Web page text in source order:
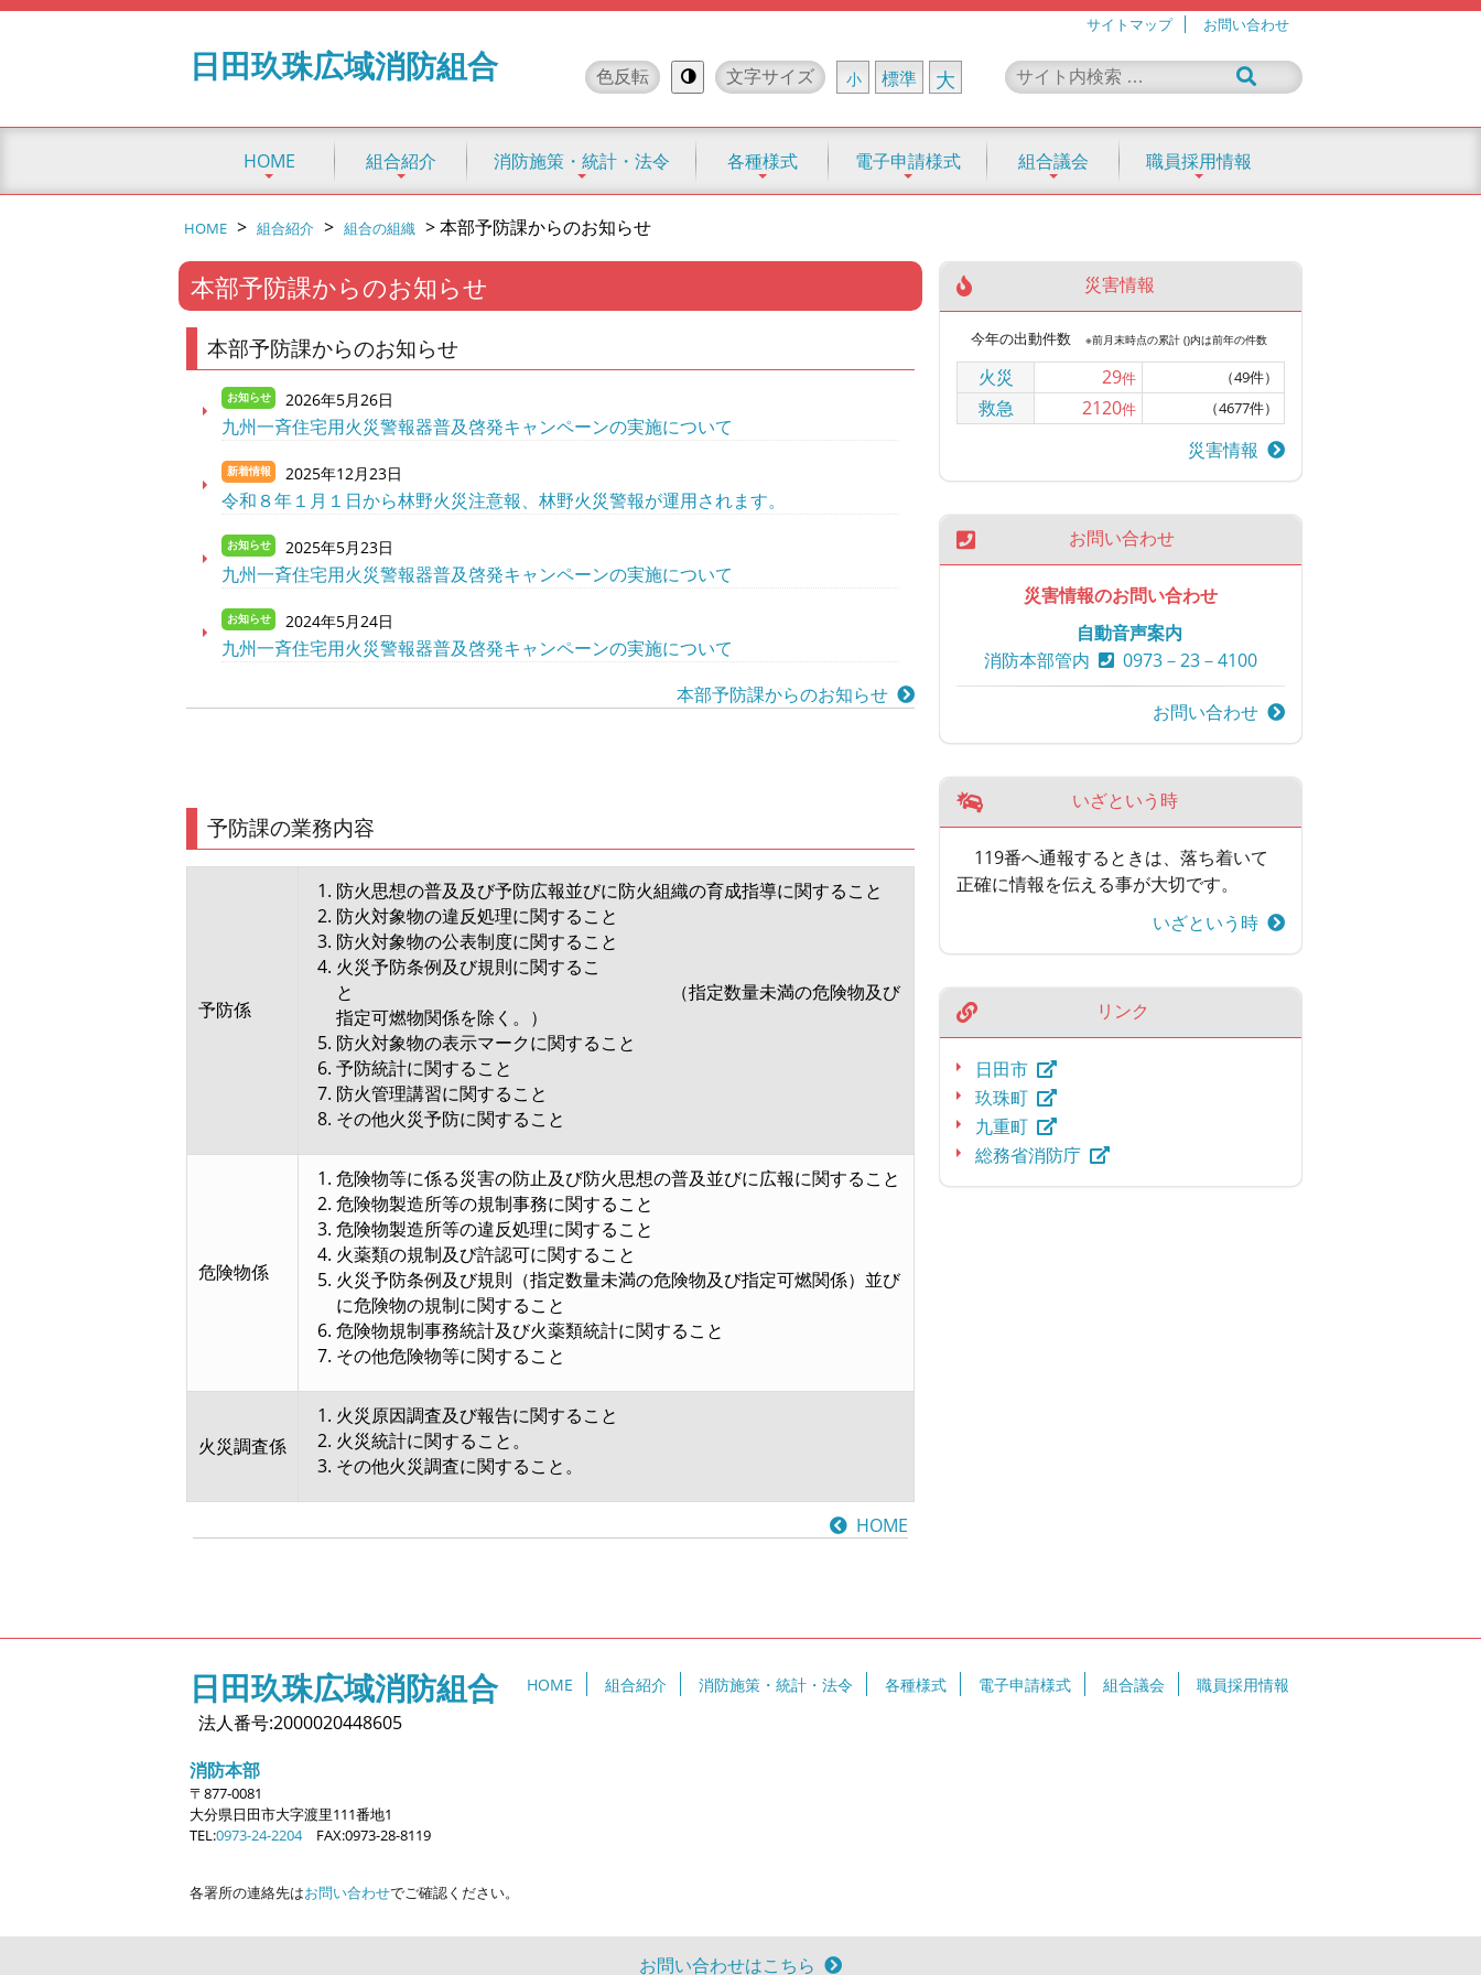
サイトマップ お問い合わせ
文字サイズ 小 標準 大
色反転
日田玖珠広域消防組合
HOME 組合紹介 消防施策・統計・法令 各種様式 電子申請様式 組合議会 職員採用情報
HOME > 組合紹介 > 組合の組織 >本部予防課からのお知らせ
本部予防課からのお知らせ
本部予防課からのお知らせ
お知らせ 2026年5月26日
九州一斉住宅用火災警報器普及啓発キャンペーンの実施について
新着情報 2025年12月23日
令和８年１月１日から林野火災注意報、林野火災警報が運用されます。
お知らせ 2025年5月23日
九州一斉住宅用火災警報器普及啓発キャンペーンの実施について
お知らせ 2024年5月24日
九州一斉住宅用火災警報器普及啓発キャンペーンの実施について
本部予防課からのお知らせ
予防課の業務内容
予防係
防火思想の普及及び予防広報並びに防火組織の育成指導に関すること
防火対象物の違反処理に関すること
防火対象物の公表制度に関すること
火災予防条例及び規則に関するこ
と （指定数量未満の危険物及び
指定可燃物関係を除く。）
防火対象物の表示マークに関すること
予防統計に関すること
防火管理講習に関すること
その他火災予防に関すること
危険物係
危険物等に係る災害の防止及び防火思想の普及並びに広報に関すること
危険物製造所等の規制事務に関すること
危険物製造所等の違反処理に関すること
火薬類の規制及び許認可に関すること
火災予防条例及び規則（指定数量未満の危険物及び指定可燃関係）並び
に危険物の規制に関すること
危険物規制事務統計及び火薬類統計に関すること
その他危険物等に関すること
火災調査係
火災原因調査及び報告に関すること
火災統計に関すること。
その他火災調査に関すること。
HOME
災害情報
今年の出動件数 ※前月末時点の累計 ()内は前年の件数
火災 29件 （49件）
救急 2120件 （4677件）
災害情報
お問い合わせ
災害情報のお問い合わせ
自動音声案内
消防本部管内
0973－23－4100
お問い合わせ
いざという時
119番へ通報するときは、落ち着いて
正確に情報を伝える事が大切です。
いざという時
リンク
日田市
玖珠町
九重町
総務省消防庁
HOME 組合紹介 消防施策・統計・法令 各種様式 電子申請様式 組合議会 職員採用情報
日田玖珠広域消防組合
法人番号:2000020448605
消防本部
〒877-0081
大分県日田市大字渡里111番地1
TEL:0973-24-2204 FAX:0973-28-8119
各署所の連絡先はお問い合わせでご確認ください。
お問い合わせはこちら